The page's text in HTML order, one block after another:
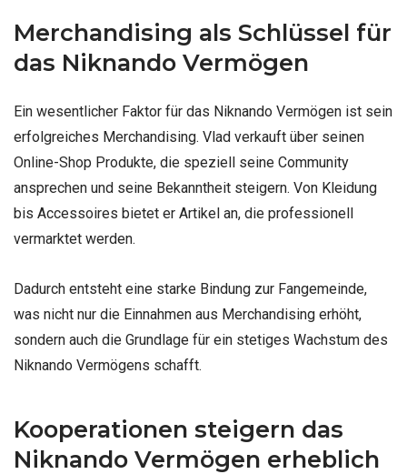
Merchandising als Schlüssel für
das Niknando Vermögen
Ein wesentlicher Faktor für das Niknando Vermögen ist sein
erfolgreiches Merchandising. Vlad verkauft über seinen
Online-Shop Produkte, die speziell seine Community
ansprechen und seine Bekanntheit steigern. Von Kleidung
bis Accessoires bietet er Artikel an, die professionell
vermarktet werden.
Dadurch entsteht eine starke Bindung zur Fangemeinde,
was nicht nur die Einnahmen aus Merchandising erhöht,
sondern auch die Grundlage für ein stetiges Wachstum des
Niknando Vermögens schafft.
Kooperationen steigern das
Niknando Vermögen erheblich